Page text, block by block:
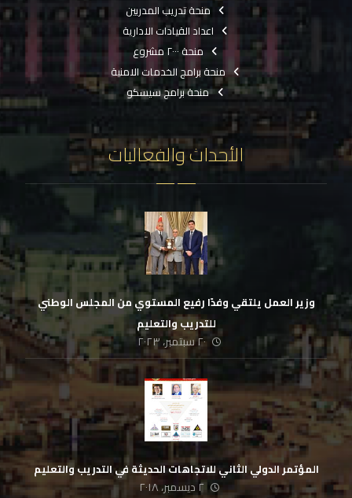
منحة تدريب المدربين
اعداد القيادات الادارية
منحة ٢٠٠٠ مشروع
منحة برامج الخدمات الامنية
منحة برامج سيسكو
الأحداث والفعاليات
وزير العمل يلتقي وفدًا رفيع المستوي من المجلس الوطني
للتدريب والتعليم
٢٠ سبتمبر، ٢٠٢٣
المؤتمر الدولي الثاني للاتجاهات الحديثة في التدريب والتعليم
٢ ديسمبر، ٢٠١٨